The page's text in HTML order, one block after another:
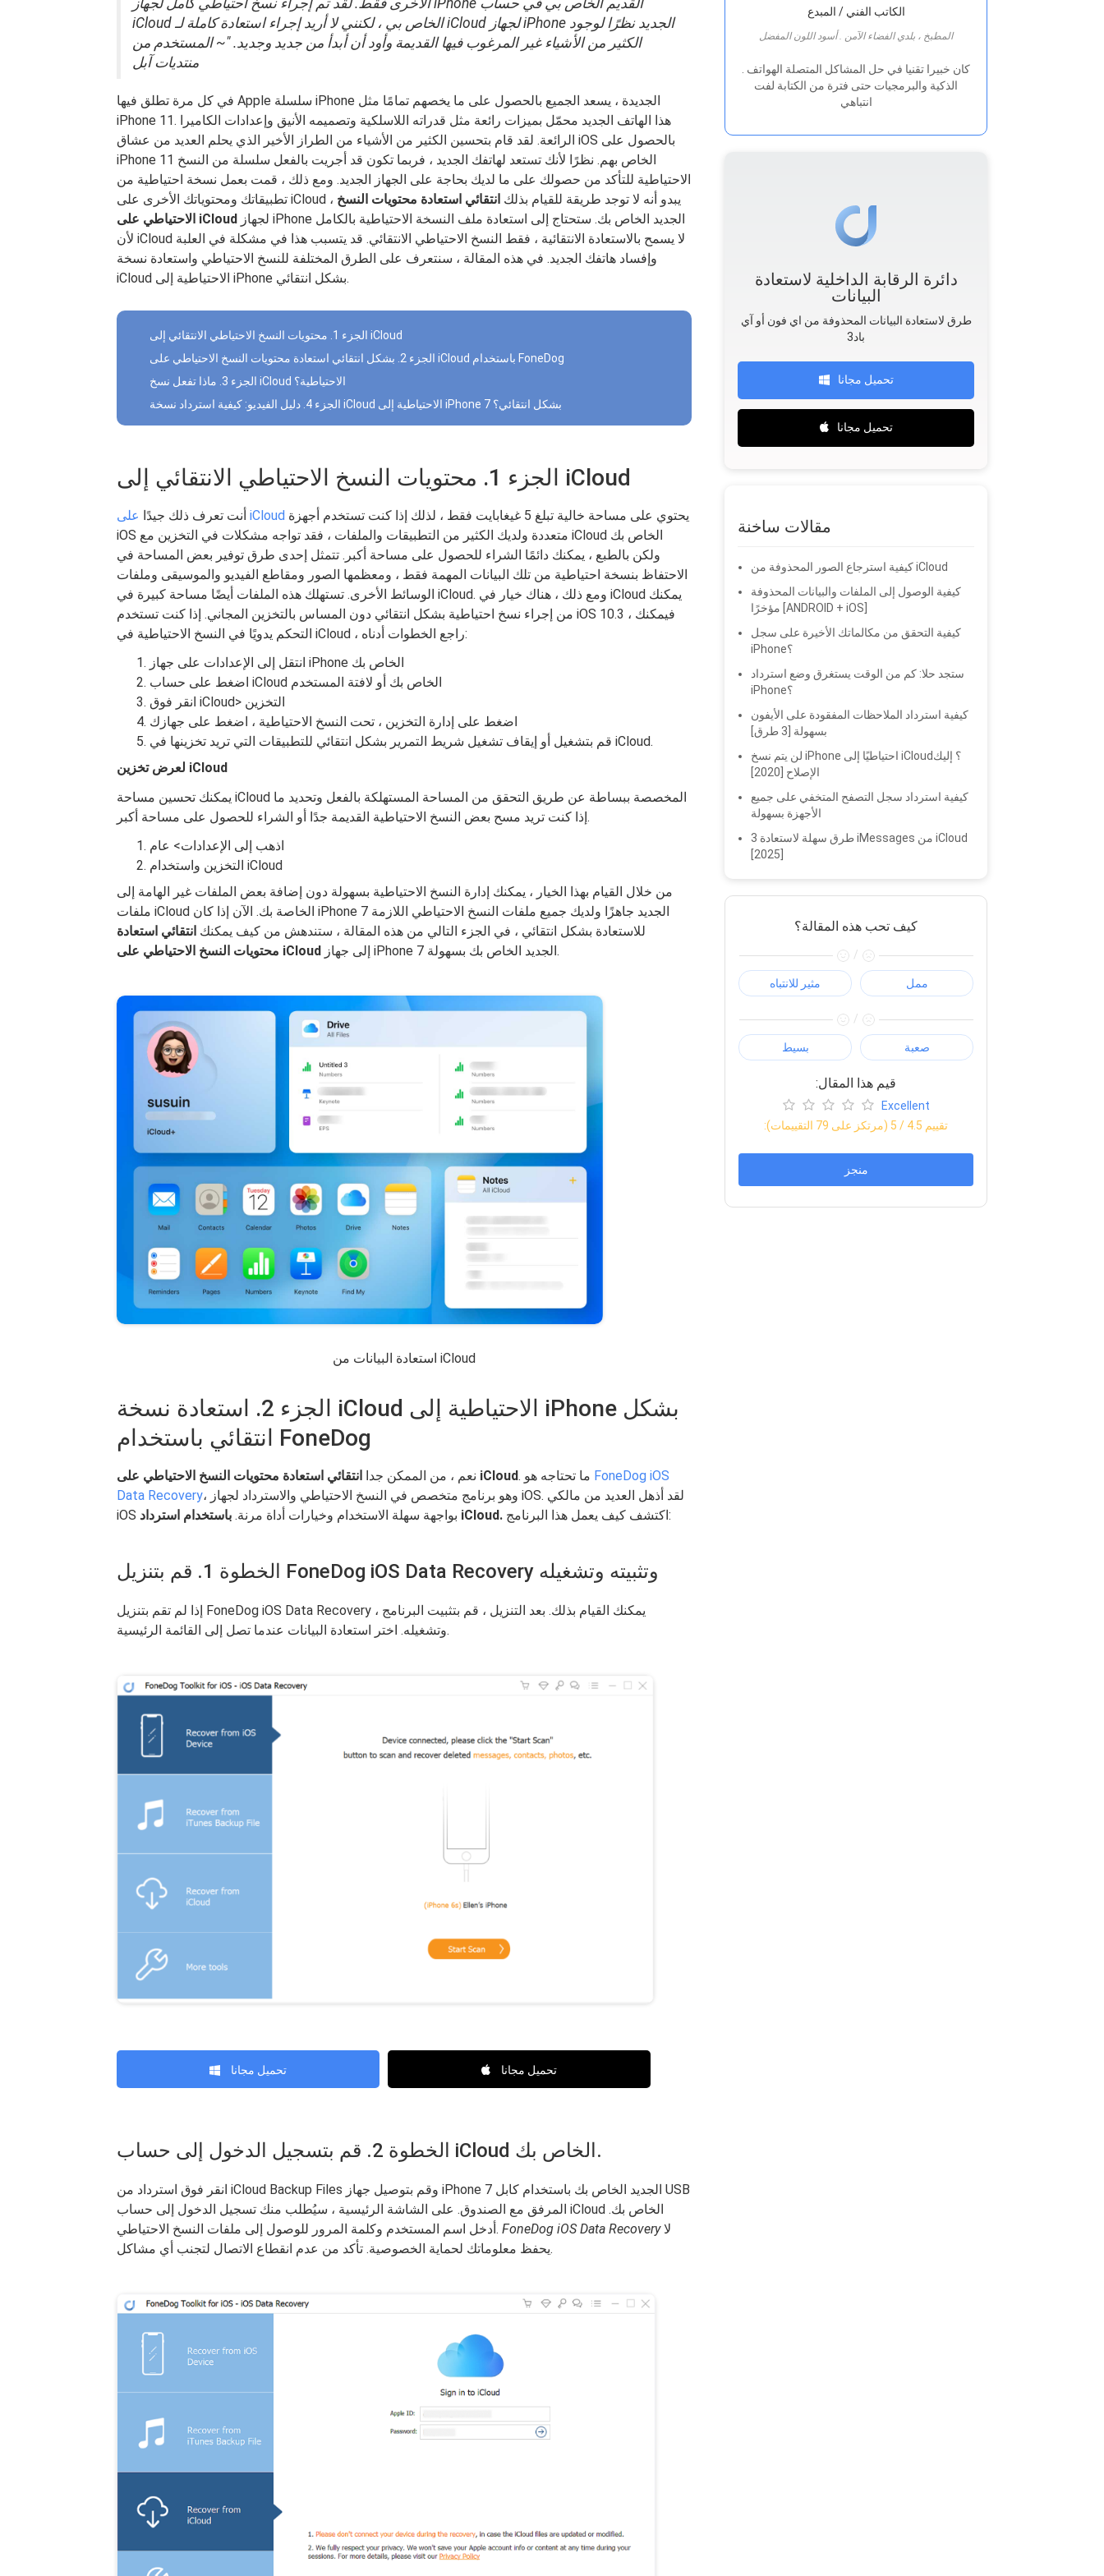
الأخرى فقط. لقد تم إجراء نسخ احتياطي كامل لجهاز iPhone القديم الخاص بي في حساب
iCloud الخاص بي ، لكنني لا أريد إجراء استعادة كاملة لـ iCloud لجهاز iPhone الجديد نظرًا لوجود
الكثير من الأشياء غير المرغوب فيها القديمة وأود أن أبدأ من جديد وجديد. "~ المستخدم من
منتديات آبل
في كل مرة تطلق فيها Apple سلسلة iPhone الجديدة ، يسعد الجميع بالحصول على ما يخصهم تمامًا مثل
iPhone 11. هذا الهاتف الجديد محمّل بميزات رائعة مثل قدراته اللاسلكية وتصميمه الأنيق وإعدادات الكاميرا
الرائعة. لقد قام بتحسين الكثير من الأشياء من الطراز الأخير الذي يحلم العديد من عشاق iOS بالحصول على
iPhone 11 الخاص بهم. نظرًا لأنك تستعد لهاتفك الجديد ، فربما تكون قد أجريت بالفعل سلسلة من النسخ
الاحتياطية للتأكد من حصولك على ما لديك بحاجة على الجهاز الجديد. ومع ذلك ، قمت بعمل نسخة احتياطية من
تطبيقاتك ومحتوياتك الأخرى على iCloud ، يبدو أنه لا توجد طريقة للقيام بذلك انتقائي استعادة محتويات النسخ
الاحتياطي على iCloud
لأن iCloud لا يسمح بالاستعادة الانتقائية ، فقط النسخ الاحتياطي الانتقائي. قد يتسبب هذا في مشكلة في العلبة
وإفساد هاتفك الجديد. في هذه المقالة ، سنتعرف على الطرق المختلفة للنسخ الاحتياطي واستعادة نسخة
iCloud الاحتياطية إلى iPhone بشكل انتقائي.
الجزء 1. محتويات النسخ الاحتياطي الانتقائي إلى iCloud
الجزء 2. بشكل انتقائي استعادة محتويات النسخ الاحتياطي على iCloud باستخدام FoneDog
الجزء 3. ماذا تفعل نسخ iCloud الاحتياطية؟
الجزء 4. دليل الفيديو: كيفية استرداد نسخة iCloud الاحتياطية إلى iPhone 7 بشكل انتقائي؟
الجزء 1. محتويات النسخ الاحتياطي الانتقائي إلى iCloud
أنت تعرف ذلك جيدًا على iCloud
iOS متعددة ولديك الكثير من التطبيقات والملفات ، فقد تواجه مشكلات في التخزين مع iCloud الخاص بك
ولكن بالطبع ، يمكنك دائمًا الشراء للحصول على مساحة أكبر. تتمثل إحدى طرق توفير بعض المساحة في
الاحتفاظ بنسخة احتياطية من تلك البيانات المهمة فقط ، ومعظمها الصور ومقاطع الفيديو والموسيقى وملفات
الوسائط الأخرى. تستهلك هذه الملفات أيضًا مساحة كبيرة في iCloud. ومع ذلك ، هناك خيار في iCloud يمكنك
من إجراء نسخ احتياطية بشكل انتقائي دون المساس بالتخزين المجاني. إذا كنت تستخدم iOS 10.3 ، فيمكنك
التحكم يدويًا في النسخ الاحتياطية في iCloud ، راجع الخطوات أدناه:
انتقل إلى الإعدادات على جهاز iPhone الخاص بك
اضغط على حساب iCloud الخاص بك أو لافتة المستخدم
انقر فوق iCloud> التخزين
اضغط على إدارة التخزين ، تحت النسخ الاحتياطية ، اضغط على جهازك
قم بتشغيل أو إيقاف تشغيل شريط التمرير بشكل انتقائي للتطبيقات التي تريد تخزينها في iCloud.
لعرض تخزين iCloud
يمكنك تحسين مساحة iCloud المخصصة ببساطة عن طريق التحقق من المساحة المستهلكة بالفعل وتحديد ما
إذا كنت تريد مسح بعض النسخ الاحتياطية القديمة جدًا أو الشراء للحصول على مساحة أكبر.
اذهب إلى الإعدادات> عام
التخزين واستخدام iCloud
من خلال القيام بهذا الخيار ، يمكنك إدارة النسخ الاحتياطية بسهولة دون إضافة بعض الملفات غير الهامة إلى
ملفات iCloud الخاصة بك. الآن إذا كان iPhone 7 الجديد جاهزًا ولديك جميع ملفات النسخ الاحتياطي اللازمة
للاستعادة بشكل انتقائي ، في الجزء التالي من هذه المقالة ، ستندهش من كيف يمكنك انتقائي استعادة
محتويات النسخ الاحتياطي على iCloud
إلى جهاز iPhone 7 الجديد الخاص بك بسهولة.
استعادة البيانات من iCloud
الجزء 2. استعادة نسخة iCloud الاحتياطية إلى iPhone بشكل
انتقائي باستخدام FoneDog
نعم ، من الممكن جدا انتقائي استعادة محتويات النسخ الاحتياطي على iCloud
FoneDog iOS
Data Recovery، وهو برنامج متخصص في النسخ الاحتياطي والاسترداد لجهاز iOS. لقد أذهل العديد من مالكي
iOS بواجهة سهلة الاستخدام وخيارات أداة مرنة. باستخدام استرداد iCloud. اكتشف كيف يعمل هذا البرنامج:
الخطوة 1. قم بتنزيل FoneDog iOS Data Recovery وتثبيته وتشغيله
إذا لم تقم بتنزيل FoneDog iOS Data Recovery ، يمكنك القيام بذلك. بعد التنزيل ، قم بتثبيت البرنامج
وتشغيله. اختر استعادة البيانات عندما تصل إلى القائمة الرئيسية.
تحميل مجانا تحميل مجانا
الخطوة 2. قم بتسجيل الدخول إلى حساب iCloud الخاص بك.
انقر فوق استرداد من iCloud Backup Files وقم بتوصيل جهاز iPhone 7 الجديد الخاص بك باستخدام كابل USB
المرفق مع الصندوق. على الشاشة الرئيسية ، سيُطلب منك تسجيل الدخول إلى حساب iCloud الخاص بك.
أدخل اسم المستخدم وكلمة المرور للوصول إلى ملفات النسخ الاحتياطي. FoneDog iOS Data Recoveryلا
يحفظ معلوماتك لحماية الخصوصية. تأكد من عدم انقطاع الاتصال لتجنب أي مشاكل.
الكاتب الفني / المبدع
المطبخ ، بلدي الفضاء الآمن . أسود اللون المفضل
الذكية والبرمجيات حتى فترة من الكتابة لفت
انتباهي
دائرة الرقابة الداخلية لاستعادة
البيانات
طرق لاستعادة البيانات المحذوفة من اي فون أو آي
باد3
تحميل مجانا
تحميل مجانا
مقالات ساخنة
كيفية استرجاع الصور المحذوفة من iCloud
كيفية الوصول إلى الملفات والبيانات المحذوفة
مؤخرًا [ANDROID + iOS]
كيفية التحقق من مكالماتك الأخيرة على سجل
iPhone؟
ستجد حلا: كم من الوقت يستغرق وضع استرداد
iPhone؟
كيفية استرداد الملاحظات المفقودة على الأيفون
بسهولة [3 طرق]
لن يتم نسخ iPhone احتياطيًا إلى iCloud؟ إليك
الإصلاح [2020]
كيفية استرداد سجل التصفح المتخفي على جميع
الأجهزة بسهولة
3 طرق سهلة لاستعادة iMessages من iCloud
[2025]
كيف تحب هذه المقالة؟
/
مثير للانتباه ممل
/
بسيط صعبة
:قيم هذا المقال
Excellent
:تقييم 4.5 / 5 (مرتكز على 79 التقييمات)
منجز